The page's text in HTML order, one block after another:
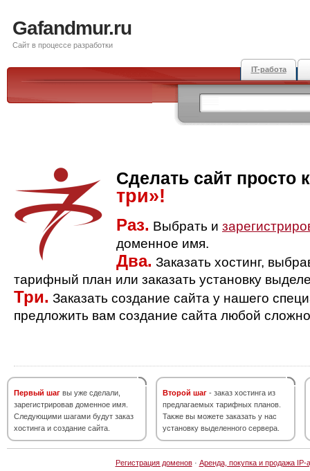
Gafandmur.ru
Сайт в процессе разработки
IT-работа
Сделать сайт просто
три»!
Раз. Выбрать и
доменное имя.
Два. Заказать хостинг,
тарифный план или заказать установку
Три. Заказать создание сайта у нашего
предложить вам создание сайта любой
Первый шаг вы уже сделали,
зарегистрировав доменное имя.
Следующими шагами будут заказ
хостинга и создание сайта.
Второй шаг - заказ хостинга из
предлагаемых тарифных планов.
Также вы можете заказать у нас
установку выделенного сервера.
Регистрация доменов· Аренда, покупка и продажа IP-